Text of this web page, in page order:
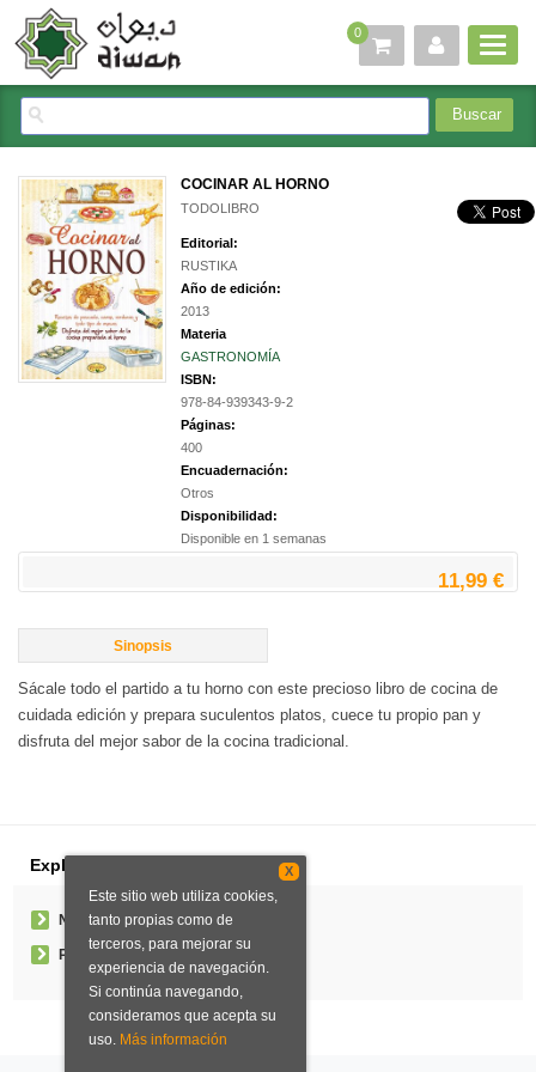
0
COCINAR AL HORNO
TODOLIBRO
Editorial:
RUSTIKA
Año de edición:
2013
Materia
GASTRONOMÍA
ISBN:
978-84-939343-9-2
Páginas:
400
Encuadernación:
Otros
Disponibilidad:
Disponible en 1 semanas
11,99 €
Sinopsis
Sácale todo el partido a tu horno con este precioso libro de cocina de
cuidada edición y prepara suculentos platos, cuece tu propio pan y
disfruta del mejor sabor de la cocina tradicional.
Explorar
Noticias
Pedidos especiales
X
Este sitio web utiliza cookies,
tanto propias como de
terceros, para mejorar su
experiencia de navegación.
Si continúa navegando,
consideramos que acepta su
uso. Más información